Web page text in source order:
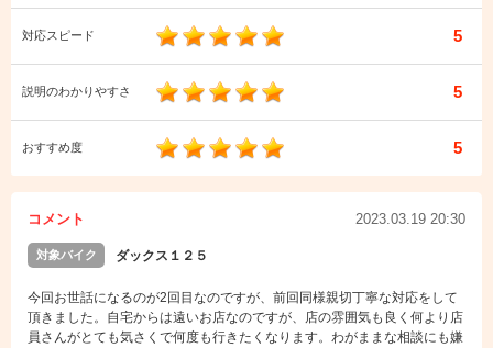
対応スピード 5
説明のわかりやすさ 5
おすすめ度 5
コメント 2023.03.19 20:30
対象バイク ダックス１２５
今回お世話になるのが2回目なのですが、前回同様親切丁寧な対応をして
頂きました。自宅からは遠いお店なのですが、店の雰囲気も良く何より店
員さんがとても気さくで何度も行きたくなります。わがままな相談にも嫌